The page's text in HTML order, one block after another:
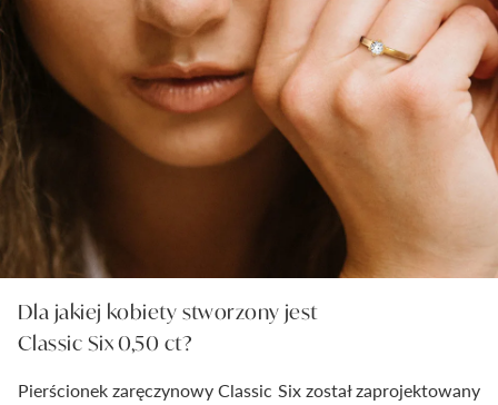
Dla jakiej kobiety stworzony jest
Classic Six 0,50 ct?
Pierścionek zaręczynowy Classic Six został zaprojektowany